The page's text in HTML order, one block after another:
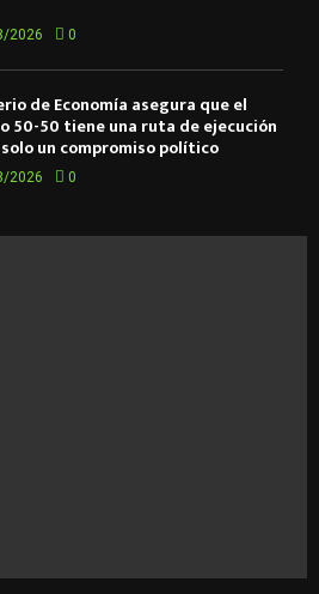
2026 0
de Economía asegura que el
50-50 tiene una ruta de ejecución
un compromiso político
2026 0